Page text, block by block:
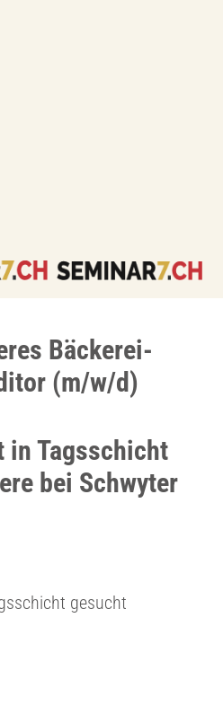
Bäckerei-
(m/w/d)
in Tagsschicht
bei Schwyter
gesucht